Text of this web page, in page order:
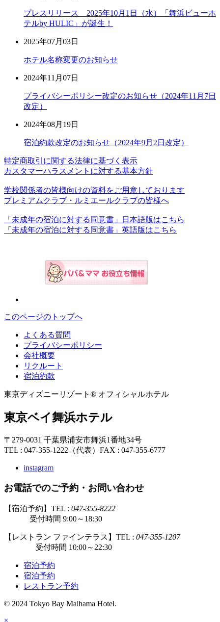
プレスリリース 2025年10月1日（水）「舞浜ビューホ
テルby HULIC」が誕生！
2025年07月03日
ホテル名称変更のお知らせ
2024年11月07日
プライバシーポリシー改定のお知らせ（2024年11月7日
改定）
2024年08月19日
宿泊約款改定のお知らせ（2024年9月2日改定）
特定商取引に関する法律に基づく表示
カスタマーハラスメントに対する基本方針
学校関係者の皆様向けの資料をご用意しております
プレミアムクラブ・ルミエールクラブの皆様へ
「未成年の宿泊に対する同意書」日本語版はこちら
「未成年の宿泊に対する同意書」英語版はこちら
このページのトップへ
よくある質問
プライバシーポリシー
会社概要
リクルート
宿泊約款
東京ディズニーリゾート® オフィシャルホテル
東京ベイ舞浜ホテル
〒279-0031 千葉県浦安市舞浜1番地34号
TEL : 047-355-1222（代表） FAX : 047-355-6777
instagram
お電話でのご予約・お問い合わせ
【宿泊予約】TEL : 047-355-8222
受付時間 9:00～18:30
【レストラン ファインテラス】TEL : 047-355-1207
受付時間 10:00～22:30
宿泊予約
宿泊予約
レストラン予約
© 2024 Tokyo Bay Maihama Hotel.
×